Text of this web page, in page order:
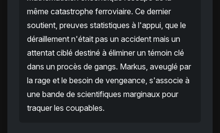
même catastrophe ferroviaire. Ce dernier
soutient, preuves statistiques à l'appui, que le
déraillement n'était pas un accident mais un
attentat ciblé destiné à éliminer un témoin clé
dans un procès de gangs. Markus, aveuglé par
la rage et le besoin de vengeance, s'associe à
une bande de scientifiques marginaux pour
traquer les coupables.